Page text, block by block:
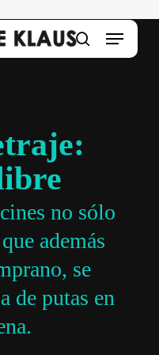
search
Menu
no sólo
además
se
de putas en